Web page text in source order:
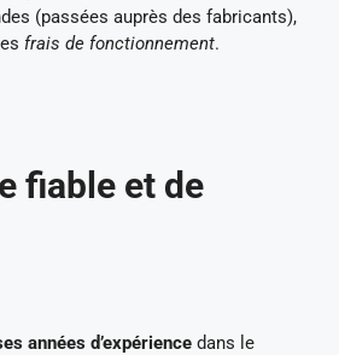
(passées auprès des fabricants),
frais de fonctionnement.
fiable et de
années d’expérience dans le